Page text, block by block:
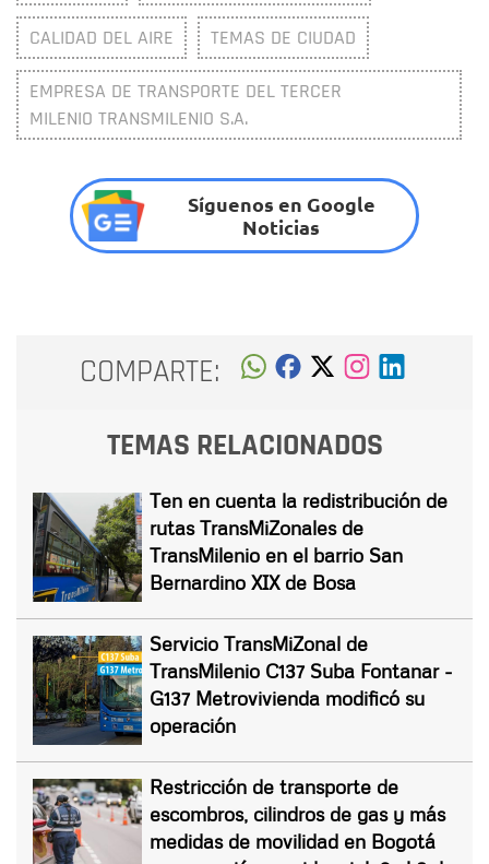
CALIDAD DEL AIRE TEMAS DE CIUDAD
EMPRESA DE TRANSPORTE DEL TERCER
MILENIO TRANSMILENIO S.A.
Síguenos en Google
Noticias
COMPARTE:
TEMAS RELACIONADOS
Ten en cuenta la redistribución de
rutas TransMiZonales de
TransMilenio en el barrio San
Bernardino XIX de Bosa
Servicio TransMiZonal de
TransMilenio C137 Suba Fontanar -
G137 Metrovivienda modificó su
operación
Restricción de transporte de
escombros, cilindros de gas y más
medidas de movilidad en Bogotá